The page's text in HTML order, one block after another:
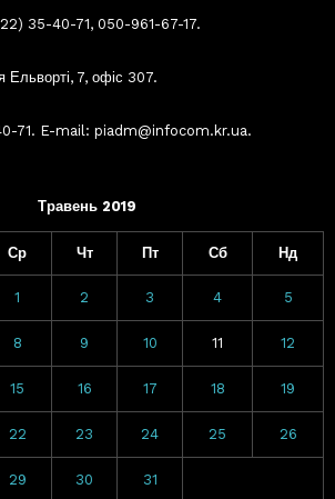
35-40-71, 050-961-67-17.
Ельворті, 7, офіс 307.
71. E-mail: piadm@infocom.kr.ua.
Травень 2019
Ср Чт Пт Сб Нд
1 2 3 4 5
8 9 10 11 12
15 16 17 18 19
22 23 24 25 26
29 30 31